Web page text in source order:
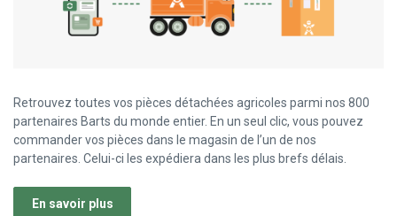
Retrouvez toutes vos pièces détachées agricoles parmi nos 800
partenaires Barts du monde entier. En un seul clic, vous pouvez
commander vos pièces dans le magasin de l’un de nos
partenaires. Celui-ci les expédiera dans les plus brefs délais.
En savoir plus